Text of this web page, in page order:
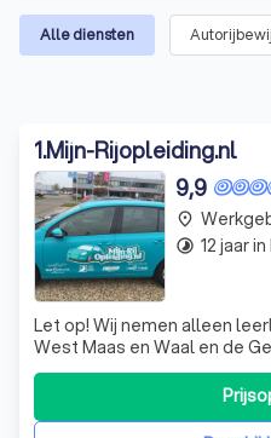
Alle diensten
1.Mijn-Rijopleiding.nl
9,9
Let op! Wij nemen alleen
West Maas en Waal en de
place
timelapse 12 jaar